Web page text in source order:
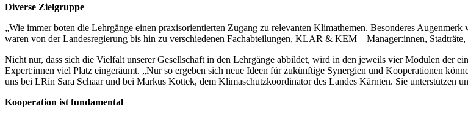
Diverse Zielgruppe
„Wie immer boten die Lehrgänge einen praxisorientierten Zugang zu relevanten Klimathemen. Besonderes
waren von der Landesregierung bis hin zu verschiedenen Fachabteilungen, KLAR & KEM – Manager:innen,
Nicht nur, dass sich die Vielfalt unserer Gesellschaft in den Lehrgänge abbildet, wird in den jeweils vier Modulen der
Expert:innen viel Platz eingeräumt. „Nur so ergeben sich neue Ideen für zukünftige Synergien und Kooperationen
uns bei LRin Sara Schaar und bei Markus Kottek, dem Klimaschutzkoordinator des Landes Kärnten. Sie unterstützen
Kooperation ist fundamental